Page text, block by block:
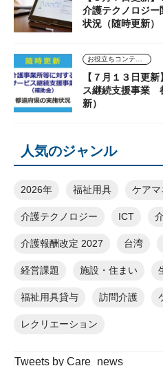
介護テクノロジ
状況（随時更新）
【７月１３日更
ス継続支援事業
新）
人気のジャンル
2026年 福祉用具 ケアマ
介護テクノロジー ICT
介護報酬改定 2027 台湾
経営課題 施設・住まい
福祉用具貸与 訪問介護
レクリエーション
Tweets by Care_news